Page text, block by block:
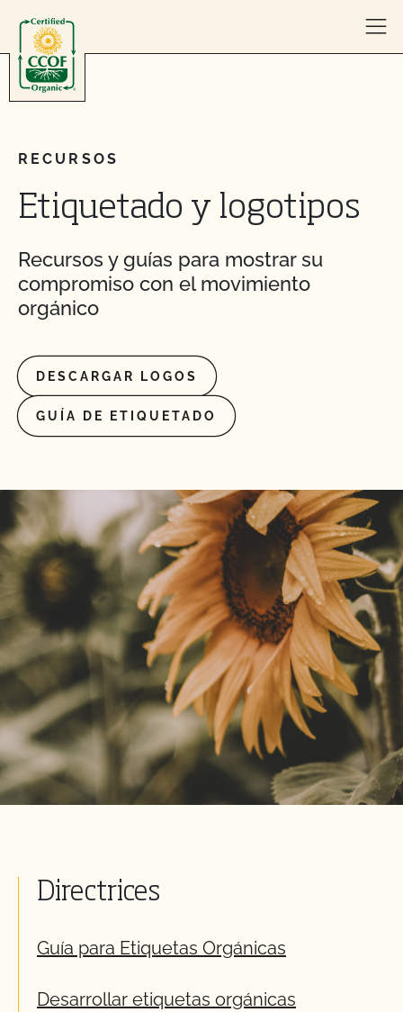
RECURSOS
Etiquetado y logotipos
Recursos y guías para mostrar su
compromiso con el movimiento
orgánico
DESCARGAR LOGOS
GUÍA DE ETIQUETADO
Directrices
Guía para Etiquetas Orgánicas
Desarrollar etiquetas orgánicas